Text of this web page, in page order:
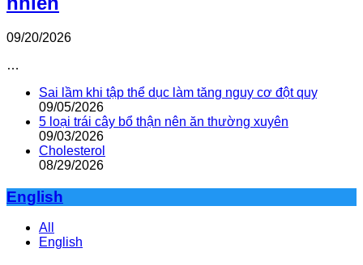
09/20/2026
…
Sai lầm khi tập thể dục làm tăng nguy cơ đột quỵ
09/05/2026
5 loại trái cây bổ thận nên ăn thường xuyên
09/03/2026
Cholesterol
08/29/2026
English
All
English